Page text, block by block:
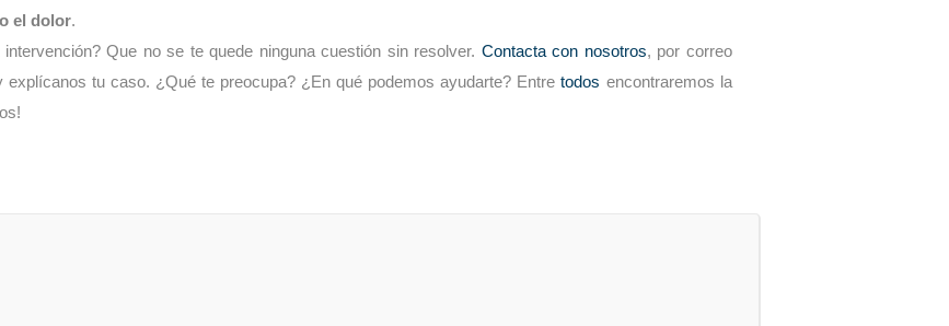
el dolor.
Que no se te quede ninguna cuestión sin resolver. Contacta con nosotros, por correo
tu caso. ¿Qué te preocupa? ¿En qué podemos ayudarte? Entretodos encontraremos la